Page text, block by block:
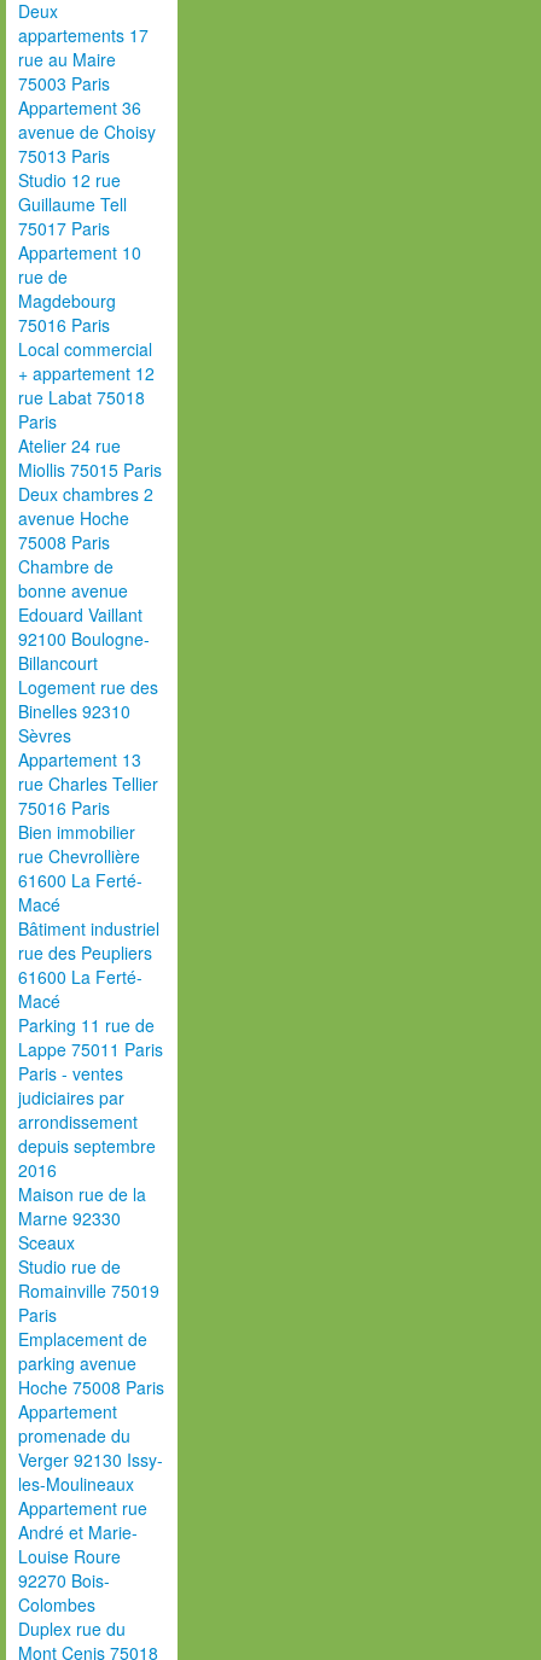
Deux
appartements 17
rue au Maire
75003 Paris
Appartement 36
avenue de Choisy
75013 Paris
Studio 12 rue
Guillaume Tell
75017 Paris
Appartement 10
rue de
Magdebourg
75016 Paris
Local commercial
+ appartement 12
rue Labat 75018
Paris
Atelier 24 rue
Miollis 75015 Paris
Deux chambres 2
avenue Hoche
75008 Paris
Chambre de
bonne avenue
Edouard Vaillant
92100 Boulogne-
Billancourt
Logement rue des
Binelles 92310
Sèvres
Appartement 13
rue Charles Tellier
75016 Paris
Bien immobilier
rue Chevrollière
61600 La Ferté-
Macé
Bâtiment industriel
rue des Peupliers
61600 La Ferté-
Macé
Parking 11 rue de
Lappe 75011 Paris
Paris - ventes
judiciaires par
arrondissement
depuis septembre
2016
Maison rue de la
Marne 92330
Sceaux
Studio rue de
Romainville 75019
Paris
Emplacement de
parking avenue
Hoche 75008 Paris
Appartement
promenade du
Verger 92130 Issy-
les-Moulineaux
Appartement rue
André et Marie-
Louise Roure
92270 Bois-
Colombes
Duplex rue du
Mont Cenis 75018